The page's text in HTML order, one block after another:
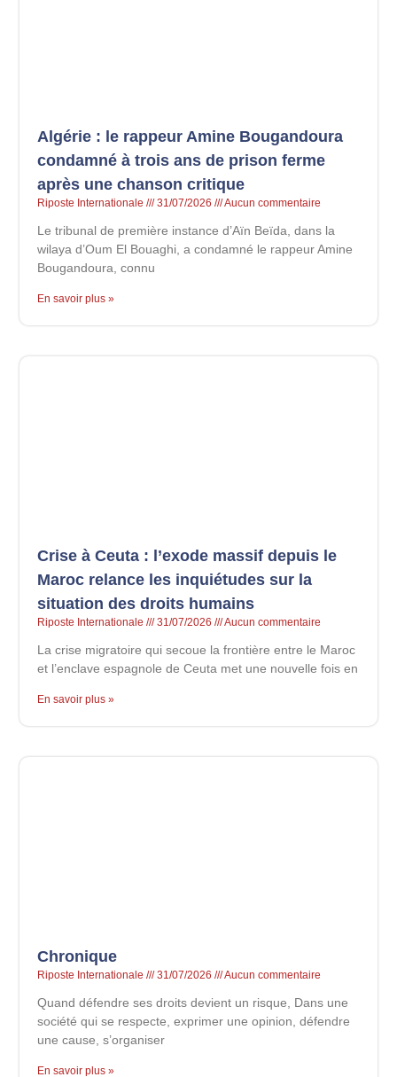
Algérie : le rappeur Amine Bougandoura
condamné à trois ans de prison ferme
après une chanson critique
Riposte Internationale 31/07/2026 Aucun commentaire
Le tribunal de première instance d’Aïn Beïda, dans la
wilaya d’Oum El Bouaghi, a condamné le rappeur Amine
Bougandoura, connu
En savoir plus »
Crise à Ceuta : l’exode massif depuis le
Maroc relance les inquiétudes sur la
situation des droits humains
Riposte Internationale 31/07/2026 Aucun commentaire
La crise migratoire qui secoue la frontière entre le Maroc
et l’enclave espagnole de Ceuta met une nouvelle fois en
En savoir plus »
Chronique
Riposte Internationale 31/07/2026 Aucun commentaire
Quand défendre ses droits devient un risque, Dans une
société qui se respecte, exprimer une opinion, défendre
une cause, s’organiser
En savoir plus »